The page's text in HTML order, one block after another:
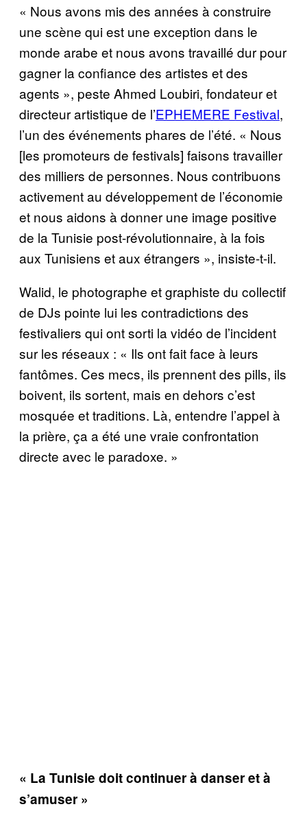
« Nous avons mis des années à construire
une scène qui est une exception dans le
monde arabe et nous avons travaillé dur pour
gagner la confiance des artistes et des
agents », peste Ahmed Loubiri, fondateur et
directeur artistique de l’EPHEMERE Festival,
l’un des événements phares de l’été. « Nous
[les promoteurs de festivals] faisons travailler
des milliers de personnes. Nous contribuons
activement au développement de l’économie
et nous aidons à donner une image positive
de la Tunisie post-révolutionnaire, à la fois
aux Tunisiens et aux étrangers », insiste-t-il.
Walid, le photographe et graphiste du collectif
de DJs pointe lui les contradictions des
festivaliers qui ont sorti la vidéo de l’incident
sur les réseaux : « Ils ont fait face à leurs
fantômes. Ces mecs, ils prennent des pills, ils
boivent, ils sortent, mais en dehors c’est
mosquée et traditions. Là, entendre l’appel à
la prière, ça a été une vraie confrontation
directe avec le paradoxe. »
« La Tunisie doit continuer à danser et à
s’amuser »